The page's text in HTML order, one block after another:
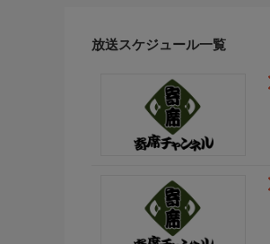
放送スケジュール一覧